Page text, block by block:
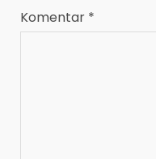
Komentar *